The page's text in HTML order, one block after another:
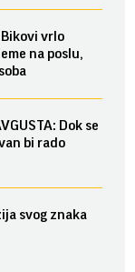
Bikovi vrlo
na poslu,
Dok se
bi rado
svog znaka